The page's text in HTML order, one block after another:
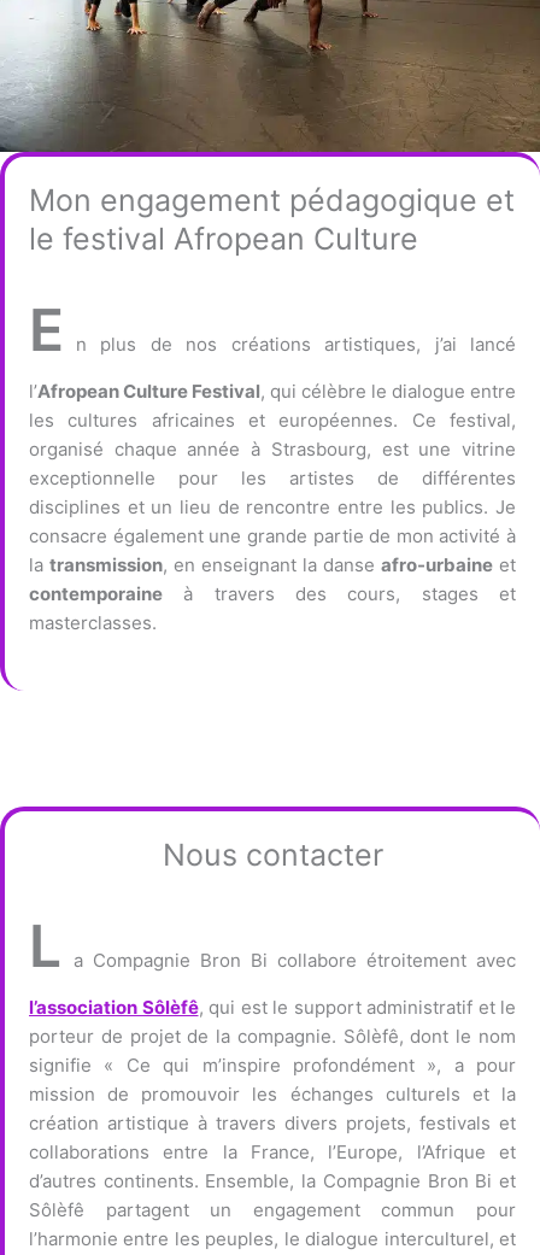
Mon engagement pédagogique et
le festival Afropean Culture
E n plus de nos créations artistiques, j’ai lancé
l’Afropean Culture Festival, qui célèbre le dialogue entre
les cultures africaines et européennes. Ce festival,
organisé chaque année à Strasbourg, est une vitrine
exceptionnelle pour les artistes de différentes
disciplines et un lieu de rencontre entre les publics. Je
consacre également une grande partie de mon activité à
la transmission, en enseignant la danse afro-urbaine et
contemporaine à travers des cours, stages et
masterclasses.
Nous contacter
L a Compagnie Bron Bi collabore étroitement avec
l’association Sôlèfê, qui est le support administratif et le
porteur de projet de la compagnie. Sôlèfê, dont le nom
signifie « Ce qui m’inspire profondément », a pour
mission de promouvoir les échanges culturels et la
création artistique à travers divers projets, festivals et
collaborations entre la France, l’Europe, l’Afrique et
d’autres continents. Ensemble, la Compagnie Bron Bi et
Sôlèfê partagent un engagement commun pour
l’harmonie entre les peuples, le dialogue interculturel, et